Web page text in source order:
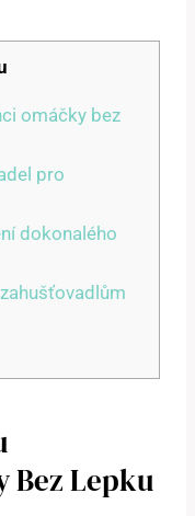
omáčky bez
pro
dokonalého
Bez Lepku